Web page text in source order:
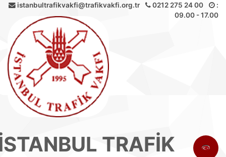
istanbultrafikvakfi@trafikvakfi.org.tr 0212 275 24 00
:
09.00 - 17.00
TRAFİK